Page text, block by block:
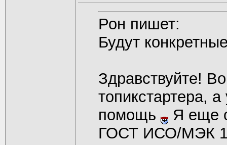
Рон пишет:
Будут
Здравствуйте!
топикстартера,
помощь
Я еще
ГОСТ ИСО/МЭК